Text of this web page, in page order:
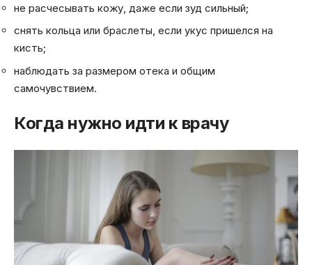
не расчесывать кожу, даже если зуд сильный;
снять кольца или браслеты, если укус пришелся на
кисть;
наблюдать за размером отека и общим
самочувствием.
Когда нужно идти к врачу